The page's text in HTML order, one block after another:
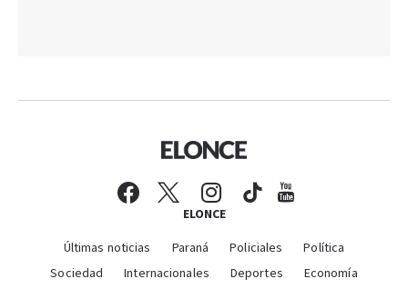
ELONCE
Últimas noticias Paraná Policiales
Política
Sociedad
Internacionales Deportes Economía